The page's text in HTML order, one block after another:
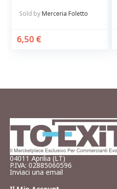
Sold byMerceria Foletto
6,50 €
04011 Aprilia (LT)
P.IVA: 02885060596
Inviaci una email